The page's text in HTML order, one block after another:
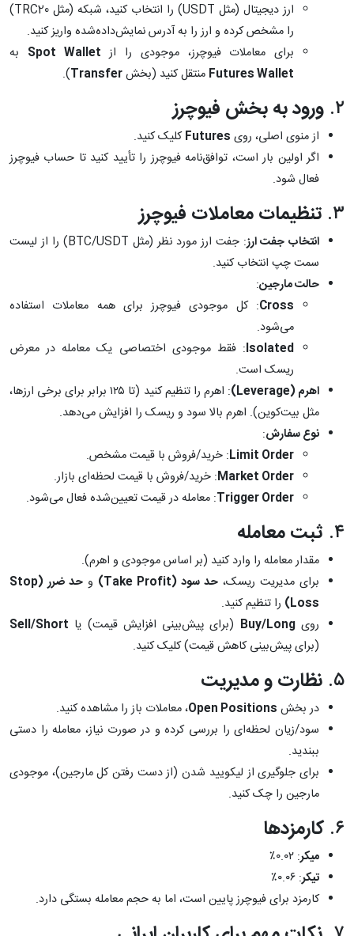
ارز دیجیتال (مثل USDT) را انتخاب کنید، شبکه (مثل TRC20)
را مشخص کرده و ارز را به آدرس نمایش‌داده‌شده واریز کنید.
برای معاملات فیوچرز، موجودی را از Spot Wallet به
Futures Wallet منتقل کنید (بخشTransfer
).
۲. ورود به بخش فیوچرز
از منوی اصلی، روی Futuresکلیک کنید.
اگر اولین بار است، توافق‌نامه فیوچرز را تأیید کنید تا حساب فیوچرز
فعال شود.
۳. تنظیمات معاملات فیوچرز
انتخاب جفت ارز
: جفت ارز مورد نظر (مثل BTC/USDT) را از لیست
سمت چپ انتخاب کنید.
حالت مارجین:
Cross: کل موجودی فیوچرز برای همه معاملات استفاده
می‌شود.
Isolated: فقط موجودی اختصاصی یک معامله در معرض
ریسک است.
اهرم (Leverage)
: اهرم را تنظیم کنید (تا ۱۲۵ برابر برای برخی ارزها،
مثل بیت‌کوین). اهرم بالا سود و ریسک را افزایش می‌دهد.
نوع سفارش:
Limit Order: خرید/فروش با قیمت مشخص.
Market Order: خرید/فروش با قیمت لحظه‌ای بازار.
Trigger Order: معامله در قیمت تعیین‌شده فعال می‌شود.
۴. ثبت معامله
مقدار معامله را وارد کنید (بر اساس موجودی و اهرم).
برای مدیریت ریسک، حد سود (Take Profit) و
حد ضرر (Stop
Loss) را تنظیم کنید.
رویBuy/Long (برای پیش‌بینی افزایش قیمت) یا Sell/Short
(برای پیش‌بینی کاهش قیمت) کلیک کنید.
۵. نظارت و مدیریت
در بخش Open Positions، معاملات باز را مشاهده کنید.
سود/زیان لحظه‌ای را بررسی کرده و در صورت نیاز، معامله را دستی
ببندید.
برای جلوگیری از لیکویید شدن (از دست رفتن کل مارجین)، موجودی
مارجین را چک کنید.
۶. کارمزدها
میکر: ۰.۰۲٪
تیکر: ۰.۰۶٪
کارمزد برای فیوچرز پایین است، اما به حجم معامله بستگی دارد.